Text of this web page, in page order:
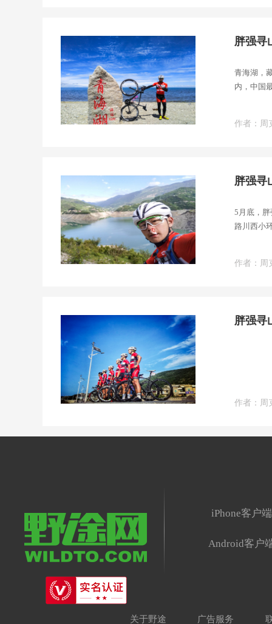
胖强寻
青海湖，
内，中国
作者：周
胖强寻
5月底，
路川西小
作者：周
胖强寻
作者：周
iPhone客户端
Android客户
关于野途 广告服务